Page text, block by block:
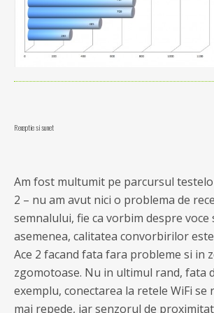
Receptie si sunet
Am fost multumit pe parcursul
2 – nu am avut nici o problema de
semnalului, fie ca vorbim despre voce
asemenea, calitatea convorbirilor
Ace 2 facand fata fara probleme si in
zgomotoase. Nu in ultimul rand, fata
exemplu, conectarea la retele WiFi se
mai repede, iar senzorul de